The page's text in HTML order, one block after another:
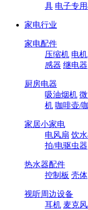
具 电子专
家电行业
家电配件
压缩机 电机
感器 继电器
厨房电器
吸油烟机
机 咖啡壶/
家居小家电
电风扇 饮
拍/电驱虫器
热水器配件
控制板 壳体
视听周边设备
耳机 麦克